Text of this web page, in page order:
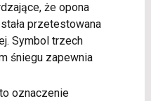
że opona
przetestowana
Symbol trzech
śniegu zapewnia
oznaczenie